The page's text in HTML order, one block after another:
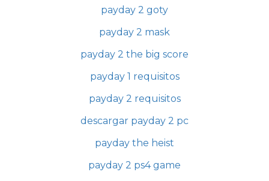
payday 2 goty
payday 2 mask
payday 2 the big score
payday 1 requisitos
payday 2 requisitos
descargar payday 2 pc
payday the heist
payday 2 ps4 game